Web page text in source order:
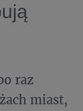
raz
miast,